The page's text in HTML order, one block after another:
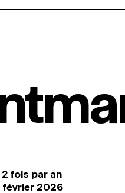
fois par an
février 2026